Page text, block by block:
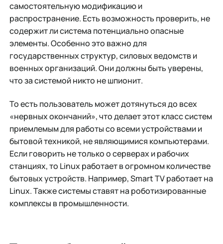
самостоятельную модификацию и
распространение. Есть возможность проверить, не
содержит ли система потенциально опасные
элементы. Особенно это важно для
государственных структур, силовых ведомств и
военных организаций. Они должны быть уверены,
что за системой никто не шпионит.
То есть пользователь может дотянуться до всех
«нервных окончаний», что делает этот класс систем
приемлемым для работы со всеми устройствами и
бытовой техникой, не являющимися компьютерами.
Если говорить не только о серверах и рабочих
станциях, то Linux работает в огромном количестве
бытовых устройств. Например, Smart TV работает на
Linux. Также системы ставят на роботизированные
комплексы в промышленности.